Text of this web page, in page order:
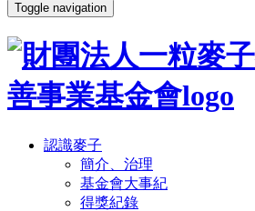
Toggle navigation
認識麥子
簡介、治理
基金會大事紀
得獎紀錄